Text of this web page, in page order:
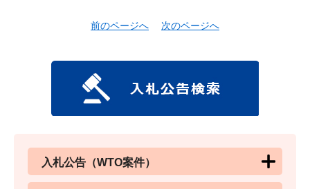
前のページへ 次のページへ
入札公告（WTO案件）